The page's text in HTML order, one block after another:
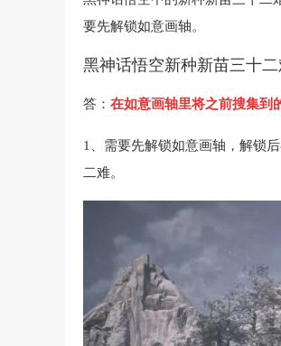
要先解锁如意画轴。
黑神话悟空新种新苗三十
答： 在如意画轴里将之前搜集到
1、需要先解锁如意画轴，解锁
二难。